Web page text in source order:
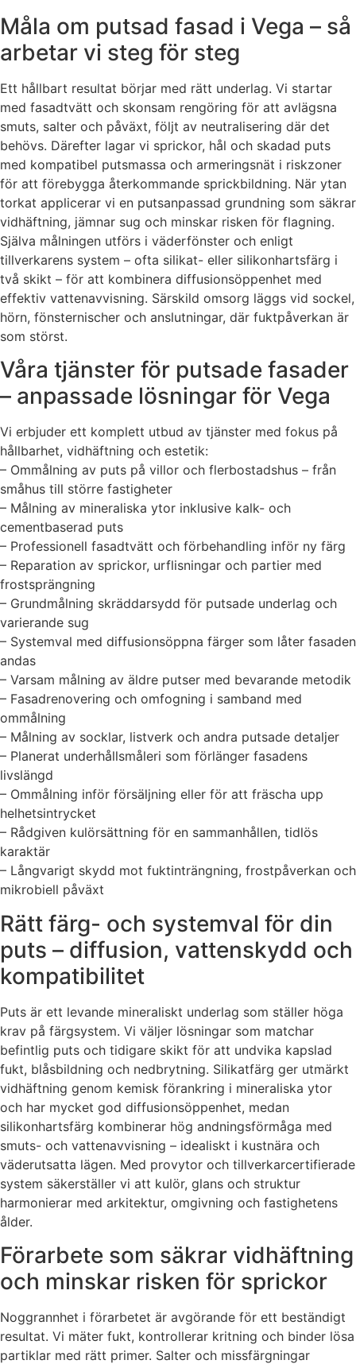
Måla om putsad fasad i Vega – så
arbetar vi steg för steg
Ett hållbart resultat börjar med rätt underlag. Vi startar
med fasadtvätt och skonsam rengöring för att avlägsna
smuts, salter och påväxt, följt av neutralisering där det
behövs. Därefter lagar vi sprickor, hål och skadad puts
med kompatibel putsmassa och armeringsnät i riskzoner
för att förebygga återkommande sprickbildning. När ytan
torkat applicerar vi en putsanpassad grundning som säkrar
vidhäftning, jämnar sug och minskar risken för flagning.
Själva målningen utförs i väderfönster och enligt
tillverkarens system – ofta silikat- eller silikonhartsfärg i
två skikt – för att kombinera diffusionsöppenhet med
effektiv vattenavvisning. Särskild omsorg läggs vid sockel,
hörn, fönsternischer och anslutningar, där fuktpåverkan är
som störst.
Våra tjänster för putsade fasader
– anpassade lösningar för Vega
Vi erbjuder ett komplett utbud av tjänster med fokus på
hållbarhet, vidhäftning och estetik:
– Ommålning av puts på villor och flerbostadshus – från
småhus till större fastigheter
– Målning av mineraliska ytor inklusive kalk- och
cementbaserad puts
– Professionell fasadtvätt och förbehandling inför ny färg
– Reparation av sprickor, urflisningar och partier med
frostsprängning
– Grundmålning skräddarsydd för putsade underlag och
varierande sug
– Systemval med diffusionsöppna färger som låter fasaden
andas
– Varsam målning av äldre putser med bevarande metodik
– Fasadrenovering och omfogning i samband med
ommålning
– Målning av socklar, listverk och andra putsade detaljer
– Planerat underhållsmåleri som förlänger fasadens
livslängd
– Ommålning inför försäljning eller för att fräscha upp
helhetsintrycket
– Rådgiven kulörsättning för en sammanhållen, tidlös
karaktär
– Långvarigt skydd mot fuktinträngning, frostpåverkan och
mikrobiell påväxt
Rätt färg- och systemval för din
puts – diffusion, vattenskydd och
kompatibilitet
Puts är ett levande mineraliskt underlag som ställer höga
krav på färgsystem. Vi väljer lösningar som matchar
befintlig puts och tidigare skikt för att undvika kapslad
fukt, blåsbildning och nedbrytning. Silikatfärg ger utmärkt
vidhäftning genom kemisk förankring i mineraliska ytor
och har mycket god diffusionsöppenhet, medan
silikonhartsfärg kombinerar hög andningsförmåga med
smuts- och vattenavvisning – idealiskt i kustnära och
väderutsatta lägen. Med provytor och tillverkarcertifierade
system säkerställer vi att kulör, glans och struktur
harmonierar med arkitektur, omgivning och fastighetens
ålder.
Förarbete som säkrar vidhäftning
och minskar risken för sprickor
Noggrannhet i förarbetet är avgörande för ett beständigt
resultat. Vi mäter fukt, kontrollerar kritning och binder lösa
partiklar med rätt primer. Salter och missfärgningar